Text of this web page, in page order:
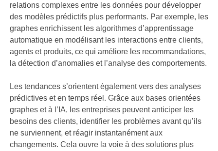
relations complexes entre les données pour développer
des modèles prédictifs plus performants. Par exemple, les
graphes enrichissent les algorithmes d’apprentissage
automatique en modélisant les interactions entre clients,
agents et produits, ce qui améliore les recommandations,
la détection d’anomalies et l’analyse des comportements.
Les tendances s’orientent également vers des analyses
prédictives et en temps réel. Grâce aux bases orientées
graphes et à l’IA, les entreprises peuvent anticiper les
besoins des clients, identifier les problèmes avant qu’ils
ne surviennent, et réagir instantanément aux
changements. Cela ouvre la voie à des solutions plus